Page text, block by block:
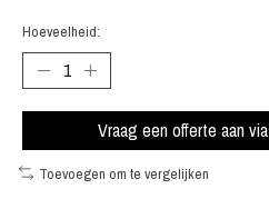
Hoeveelheid:
Vraag een offerte aan via
Toevoegen om te vergelijken